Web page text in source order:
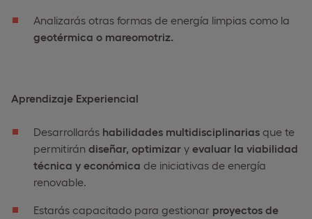
Analizarás otras formas de energía limpias como la
geotérmica o mareomotriz.
Aprendizaje Experiencial
Desarrollarás habilidades multidisciplinarias que te
permitirán diseñar, optimizar y evaluar la viabilidad
técnica y económica de iniciativas de energía
renovable.
Estarás capacitado para gestionar proyectos de